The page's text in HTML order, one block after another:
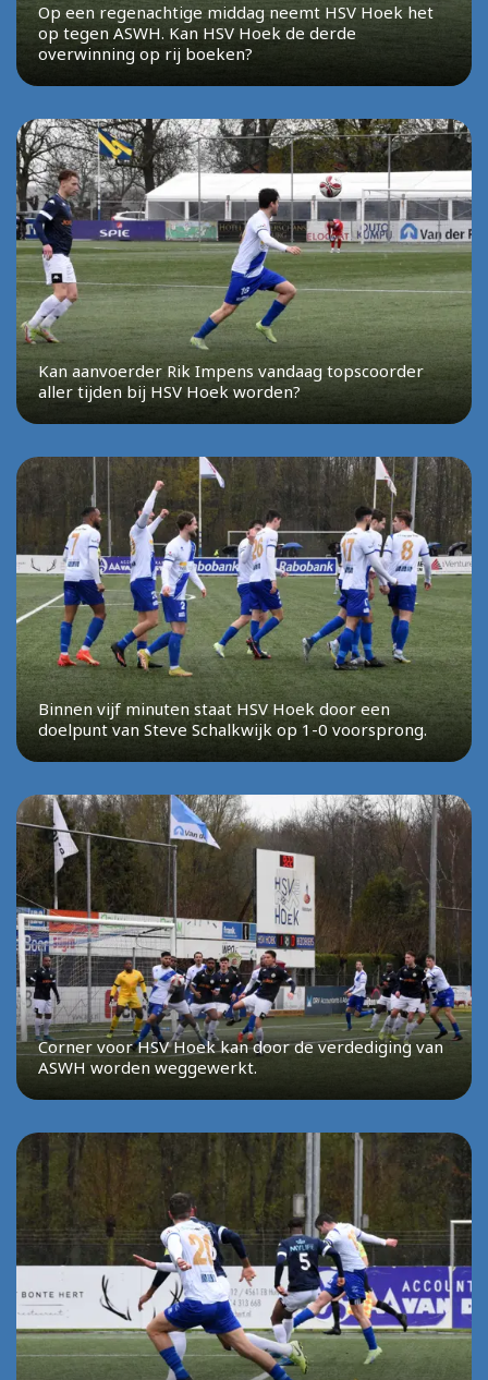
Op een regenachtige middag neemt HSV Hoek het
op tegen ASWH. Kan HSV Hoek de derde
overwinning op rij boeken?
Kan aanvoerder Rik Impens vandaag topscoorder
aller tijden bij HSV Hoek worden?
Binnen vijf minuten staat HSV Hoek door een
doelpunt van Steve Schalkwijk op 1-0 voorsprong.
Corner voor HSV Hoek kan door de verdediging van
ASWH worden weggewerkt.